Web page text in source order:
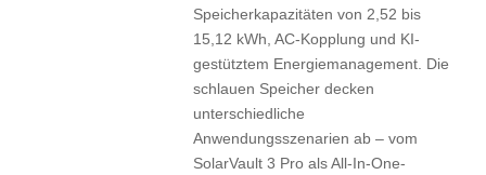
Speicherkapazitäten von 2,52 bis
15,12 kWh, AC-Kopplung und KI-
gestütztem Energiemanagement. Die
schlauen Speicher decken
unterschiedliche
Anwendungsszenarien ab – vom
SolarVault 3 Pro als All-In-One-